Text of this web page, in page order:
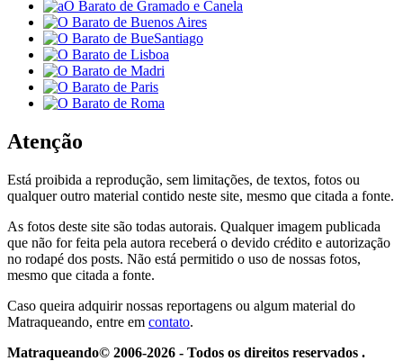
Atenção
Está proibida a reprodução, sem limitações, de textos, fotos ou
qualquer outro material contido neste site, mesmo que citada a fonte.
As fotos deste site são todas autorais. Qualquer imagem publicada
que não for feita pela autora receberá o devido crédito e autorização
no rodapé dos posts. Não está permitido o uso de nossas fotos,
mesmo que citada a fonte.
Caso queira adquirir nossas reportagens ou algum material do
Matraqueando, entre em contato.
Matraqueando© 2006-2026 - Todos os direitos reservados .